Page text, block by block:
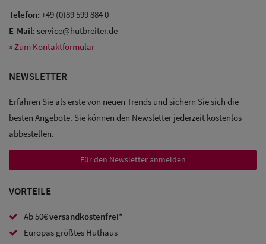
Telefon: +49 (0)89 599 884 0
E-Mail: service@hutbreiter.de
» Zum Kontaktformular
NEWSLETTER
Erfahren Sie als erste von neuen Trends und sichern Sie sich die
besten Angebote. Sie können den Newsletter jederzeit kostenlos
abbestellen.
Für den Newsletter anmelden
VORTEILE
Ab 50€versandkostenfrei*
Europas größtes Huthaus